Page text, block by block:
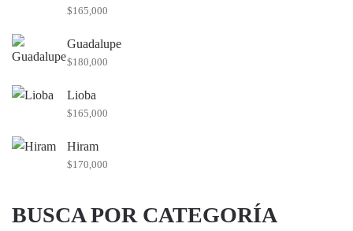
$165,000
Guadalupe
$180,000
Lioba
$165,000
Hiram
$170,000
BUSCA POR CATEGORÍA